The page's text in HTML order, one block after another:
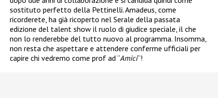
sostituto perfetto della Pettinelli. Amadeus, come
ricorderete, ha già ricoperto nel Serale della passata
edizione del talent show il ruolo di giudice speciale, il che
non lo renderebbe del tutto nuovo al programma. Insomma,
non resta che aspettare e attendere conferme ufficiali per
capire chi vedremo come prof ad “Amici“!